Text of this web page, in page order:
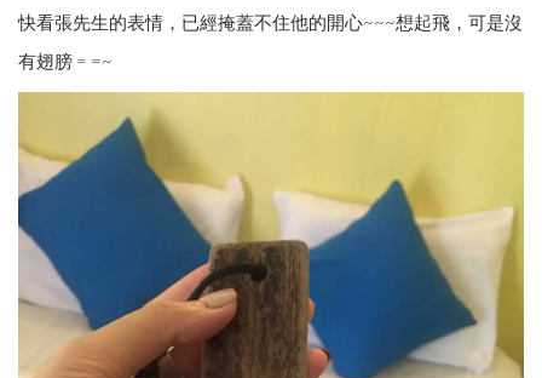
快看張先生的表情，已經掩蓋不住他的開心~~~想起飛，可是沒
有翅膀 = =~